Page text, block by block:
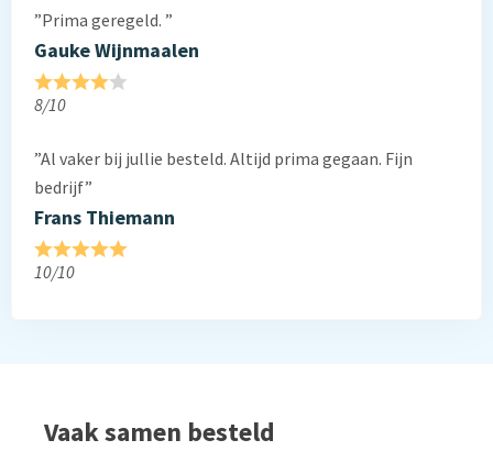
”Prima geregeld. ”
Gauke Wijnmaalen
8/10
”Al vaker bij jullie besteld. Altijd prima gegaan. Fijn
bedrijf”
Frans Thiemann
10/10
Vaak samen besteld